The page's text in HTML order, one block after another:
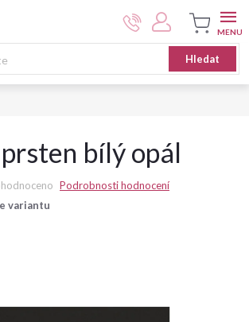
Hledat
Nákupní
košík
bílý opál
Podrobnosti hodnocení
variantu